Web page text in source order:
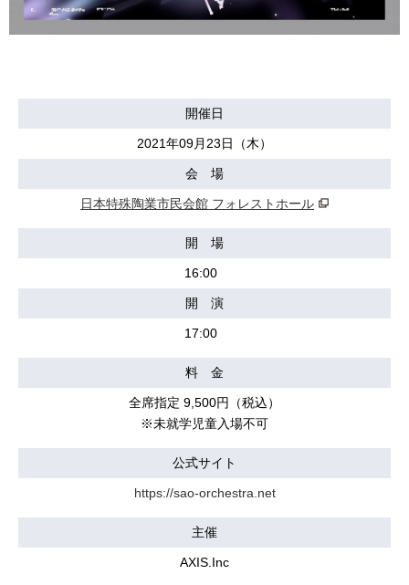
開催日
2021年09月23日（木）
会 場
日本特殊陶業市民会館 フォレストホール
開 場
16:00
開 演
17:00
料 金
全席指定 9,500円（税込）
※未就学児童入場不可
公式サイト
https://sao-orchestra.net
主催
AXIS.Inc